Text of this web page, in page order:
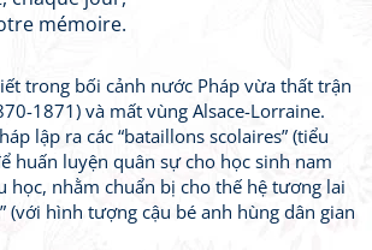
mémoire.
trong bối cảnh nước Pháp vừa thất trận
1871) và mất vùng Alsace-Lorraine.
lập ra các “bataillons scolaires” (tiểu
huấn luyện quân sự cho học sinh nam
học, nhằm chuẩn bị cho thế hệ tương lai
(với hình tượng cậu bé anh hùng dân gian